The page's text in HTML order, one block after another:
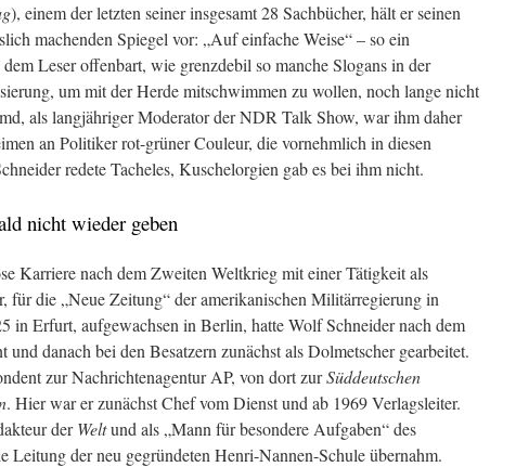
), einem der letzten seiner insgesamt 28 Sachbücher, hält er seinen
machenden Spiegel vor: „Auf einfache Weise“ – so ein
Leser offenbart, wie grenzdebil so manche Slogans in der
um mit der Herde mitschwimmen zu wollen, noch lange nicht
als langjähriger Moderator der NDR Talk Show, war ihm daher
an Politiker rot-grüner Couleur, die vornehmlich in diesen
redete Tacheles, Kuschelorgien gab es bei ihm nicht.
nicht wieder geben
Karriere nach dem Zweiten Weltkrieg mit einer Tätigkeit als
für die „Neue Zeitung“ der amerikanischen Militärregierung in
in Erfurt, aufgewachsen in Berlin, hatte Wolf Schneider nach dem
danach bei den Besatzern zunächst als Dolmetscher gearbeitet.
zur Nachrichtenagentur AP, von dort zurSüddeutschen
. Hier war er zunächst Chef vom Dienst und ab 1969 Verlagsleiter.
derWeltund als „Mann für besondere Aufgaben“ des
Leitung der neu gegründeten Henri-Nannen-Schule übernahm.